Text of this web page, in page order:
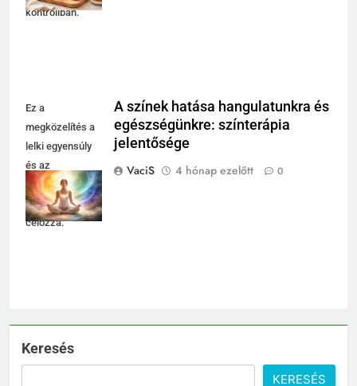
kontrollban.
Ez a
megközelítés a
lelki egyensúly
és az
energiaszint
támogatását
célozza.
A színek hatása hangulatunkra és
egészségünkre: színterápia
jelentősége
VaciS
4 hónap ezelőtt 0
Keresés
KERESÉS